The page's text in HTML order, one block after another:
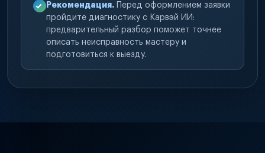
Рекомендация. Перед оформлением заявки
пройдите диагностику с Карвэй ИИ:
предварительный разбор поможет точнее
описать неисправность мастеру и
подготовиться к выезду.